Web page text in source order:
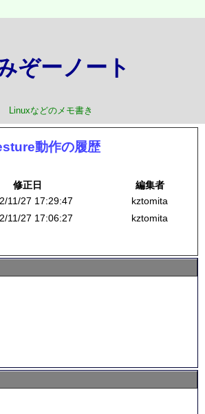
ぞーノート
Linuxなどのメモ書き
動作の履歴
修正日
編集者
11/27 17:29:47
kztomita
11/27 17:06:27 kztomita